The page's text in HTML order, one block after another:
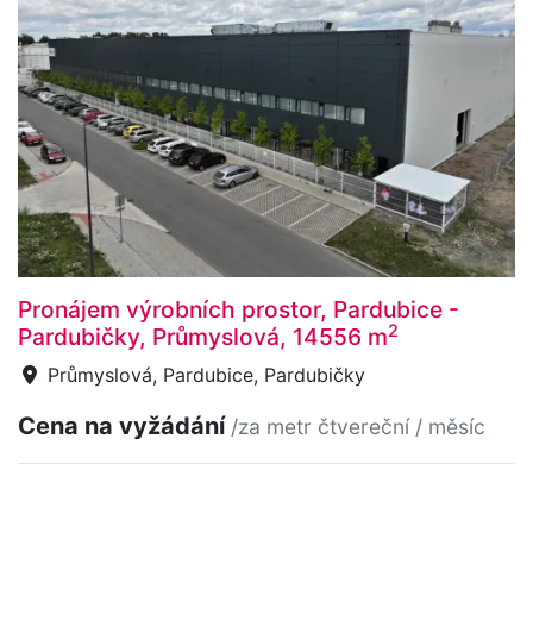
Pronájem výrobních prostor, Pardubice -
Pardubičky, Průmyslová, 14556 m2
Průmyslová, Pardubice, Pardubičky
Cena na vyžádání /za metr čtvereční / měsíc